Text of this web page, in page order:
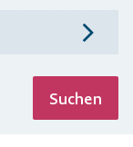
Suchen